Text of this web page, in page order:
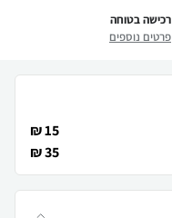
רכישה בטוחה
פרטים נוספים
15 ₪
35 ₪